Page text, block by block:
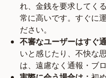
れ、金銭を要求してく
常に高いです。すぐに
ださい。
不審なユーザーはすぐ
いと感じたり、不快な
は、遠慮なく通報・ブ